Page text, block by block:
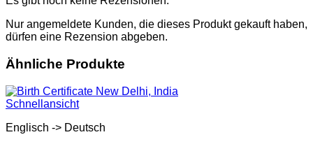
Nur angemeldete Kunden, die dieses Produkt gekauft haben,
dürfen eine Rezension abgeben.
Ähnliche Produkte
Schnellansicht
Englisch -> Deutsch